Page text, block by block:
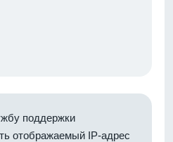
поддержки
отображаемый IP-адрес